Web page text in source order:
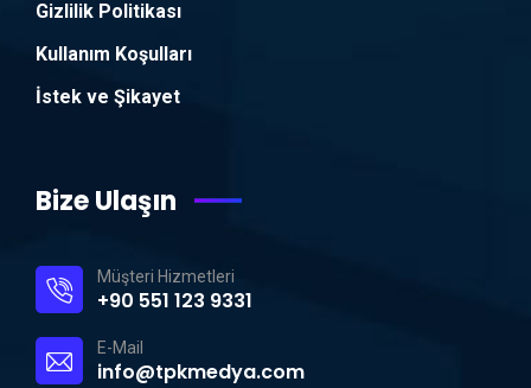
Gizlilik Politikası
Kullanım Koşulları
İstek ve Şikayet
Bize Ulaşın
Müşteri Hizmetleri
+90 551 123 9331
E-Mail
info@tpkmedya.com